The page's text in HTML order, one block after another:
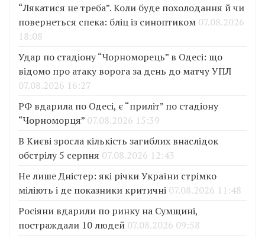
“Лякатися не треба”. Коли буде похолодання й чи
повернеться спека: бліц із синоптиком 07.08.2026
18:08
Удар по стадіону “Чорноморець” в Одесі: що
відомо про атаку ворога за день до матчу УПЛ
07.08.2026 16:27
РФ вдарила по Одесі, є “приліт” по стадіону
“Чорноморця” 07.08.2026 15:39
В Києві зросла кількість загиблих внаслідок
обстрілу 5 серпня 07.08.2026 12:43
Не лише Дністер: які річки України стрімко
міліють і де показники критичні 07.08.2026 11:48
Росіяни вдарили по ринку на Сумщині,
постраждали 10 людей 07.08.2026 09:58